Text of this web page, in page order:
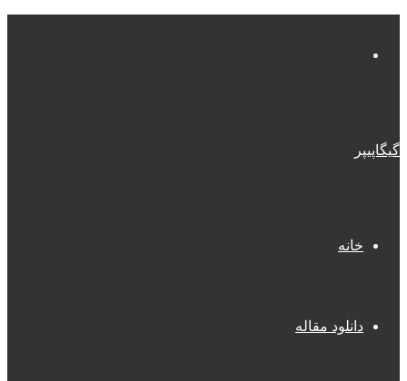
گیگاپیپر
خانه
دانلود مقاله